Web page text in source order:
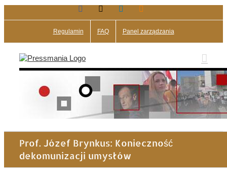
do
Facebook LinkedIn
Regulamin FAQ Panel zarządzania
Prof. Józef Brynkus: Konieczność
dekomunizacji umysłów